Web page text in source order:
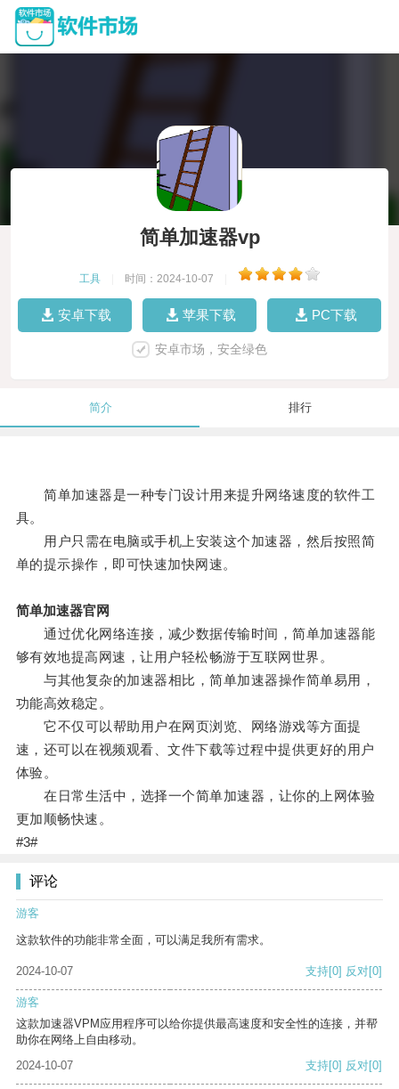
简单加速器vp
工具 时间：2024-10-07
安卓下载 苹果下载 PC下载
安卓市场，安全绿色
简介 排行
简单加速器是一种专门设计用来提升网络速度的软件工
具。
用户只需在电脑或手机上安装这个加速器，然后按照简
单的提示操作，即可快速加快网速。
简单加速器官网
通过优化网络连接，减少数据传输时间，简单加速器能
够有效地提高网速，让用户轻松畅游于互联网世界。
与其他复杂的加速器相比，简单加速器操作简单易用，
功能高效稳定。
它不仅可以帮助用户在网页浏览、网络游戏等方面提
速，还可以在视频观看、文件下载等过程中提供更好的用户
体验。
在日常生活中，选择一个简单加速器，让你的上网体验
更加顺畅快速。
#3#
评论
游客
这款软件的功能非常全面，可以满足我所有需求。
2024-10-07 支持[0] 反对[0]
游客
这款加速器VPM应用程序可以给你提供最高速度和安全性的连接，并帮
助你在网络上自由移动。
2024-10-07
支持[0] 反对[0]